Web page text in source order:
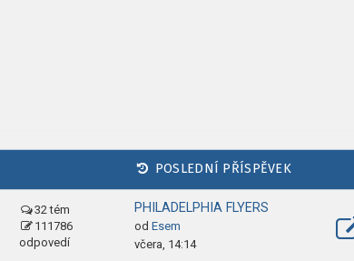
POSLEDNÍ PŘÍSPĚVEK
32 tém
111786
odpovedí
PHILADELPHIA FLYERS
od Esem
včera, 14:14